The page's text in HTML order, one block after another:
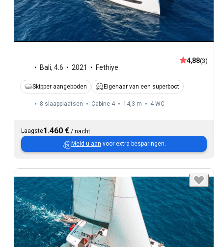
Bali, 4.6 2021 Fethiye
4,88(3)
Skipper aangeboden Eigenaar van een superboot
8 slaapplaatsen Cabine 4 14,3 m 4 WC
Laagste1.460 € / nacht
Meld u aan voor extra besparingen.